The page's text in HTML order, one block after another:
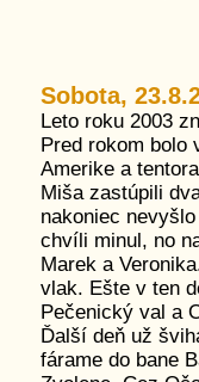
Sobota,
Leto roku 2003
Pred rokom bolo
Amerike a
Miša zastúpili
nakoniec
chvíli minul, no
Marek a
vlak. Ešte v ten
Pečenický val a
Ďalší deň už
fárame do bane